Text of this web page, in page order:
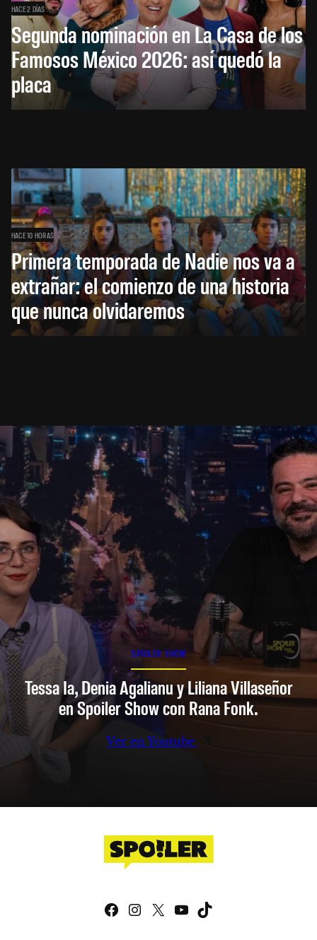
HACE 2 DÍAS
Segunda nominación en La Casa de los
Famosos México 2026: así quedó la
placa
HACE 10 HORAS
Primera temporada de Nadie nos va a
extrañar: el comienzo de una historia
que nunca olvidaremos
SPOILER SHOW
Tessa Ia, Denia Agalianu y Liliana Villaseñor
en Spoiler Show con Rana Fonk.
Ver en Youtube
Facebook
Instagram
X YouTube